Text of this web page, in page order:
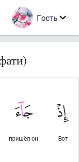
Гость
Вот
пришёл он